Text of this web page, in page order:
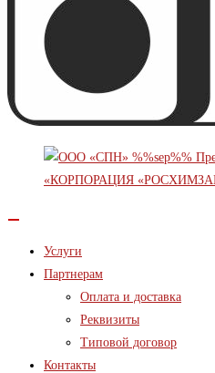
Услуги
Партнерам
Оплата и доставка
Реквизиты
Типовой договор
Контакты